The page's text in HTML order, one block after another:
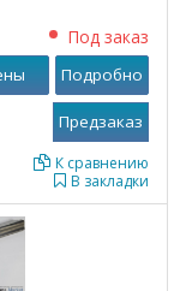
Под заказ
В закладки
К сравнению
Подробно